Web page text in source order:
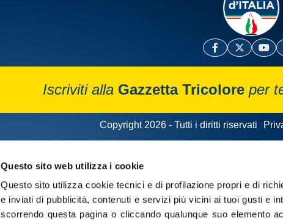
Questo sito web utilizza i cookie
Questo sito utilizza cookie tecnici e di profilazione propri e di
e inviati di pubblicità, contenuti e servizi più vicini ai tuoi gusti e
scorrendo questa pagina o cliccando qualunque suo elemento
Iscriviti alla Gazzetta Tricolore per
Copyright 2026 - Tutti i diritti riservati